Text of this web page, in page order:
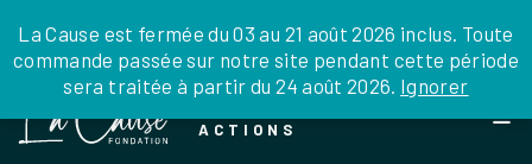
to
the
La Cause est fermée du 03 au 21 août 2026 inclus. Toute
commande passée sur notre site pendant cette période
sera traitée à partir du 24 août 2026. Ignorer
JE DONNE JE PARRAINE NOUS SOUTENIR
DEPUIS LA FRANCE
DEPUIS L’INTERNATIONAL
EN TANT QU’ORGANISATION
0 ARTICLE
ACTIONS